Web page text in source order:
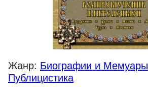
Жанр: Биографии и Мемуары
Публицистика